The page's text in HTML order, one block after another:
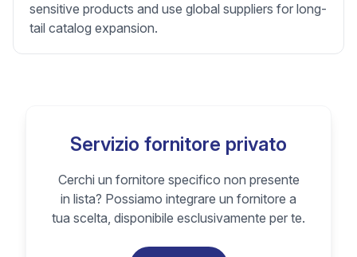
sensitive products and use global suppliers for long-
tail catalog expansion.
Servizio fornitore privato
Cerchi un fornitore specifico non presente
in lista? Possiamo integrare un fornitore a
tua scelta, disponibile esclusivamente per te.